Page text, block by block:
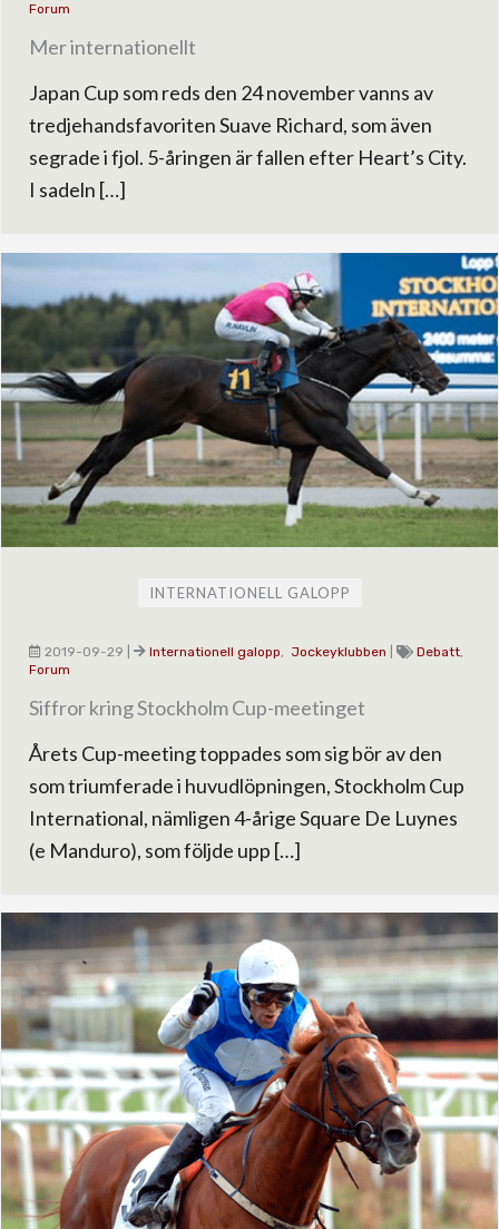
Forum
Mer internationellt
Japan Cup som reds den 24 november vanns av
tredjehandsfavoriten Suave Richard, som även
segrade i fjol. 5-åringen är fallen efter Heart’s City.
I sadeln […]
INTERNATIONELL GALOPP
2019-09-29 Internationell galopp, Jockeyklubben Debatt,
Forum
Siffror kring Stockholm Cup-meetinget
Årets Cup-meeting toppades som sig bör av den
som triumferade i huvudlöpningen, Stockholm Cup
International, nämligen 4-årige Square De Luynes
(e Manduro), som följde upp […]